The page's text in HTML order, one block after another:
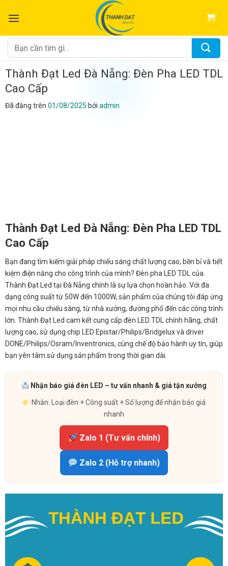
đến
dung
Tìm
kiếm:
Thành Đạt Led Đà Nẵng: Đèn Pha LED TDL
Cao Cấp
Đã đăng trên 01/08/2025 bởi admin
Thành Đạt Led Đà Nẵng: Đèn Pha LED TDL
Cao Cấp
Bạn đang tìm kiếm giải pháp chiếu sáng chất lượng cao, bền bỉ và tiết
kiệm điện năng cho công trình của mình? Đèn pha LED TDL của
Thành Đạt Led tại Đà Nẵng chính là sự lựa chọn hoàn hảo. Với đa
dạng công suất từ 50W đến 1000W, sản phẩm của chúng tôi đáp ứng
mọi nhu cầu chiếu sáng, từ nhà xưởng, đường phố đến các công trình
lớn. Thành Đạt Led cam kết cung cấp đèn LED TDL chính hãng, chất
lượng cao, sử dụng chip LED Epistar/Philips/Bridgelux và driver
DONE/Philips/Osram/Inventronics, cùng chế độ bảo hành uy tín, giúp
bạn yên tâm sử dụng sản phẩm trong thời gian dài.
Nhận báo giá đèn LED – tư vấn nhanh & giá tận xưởng
Nhắn: Loại đèn + Công suất + Số lượng để nhận báo giá
nhanh
Zalo 1 (Tư vấn chính)
Zalo 2 (Hỗ trợ nhanh)